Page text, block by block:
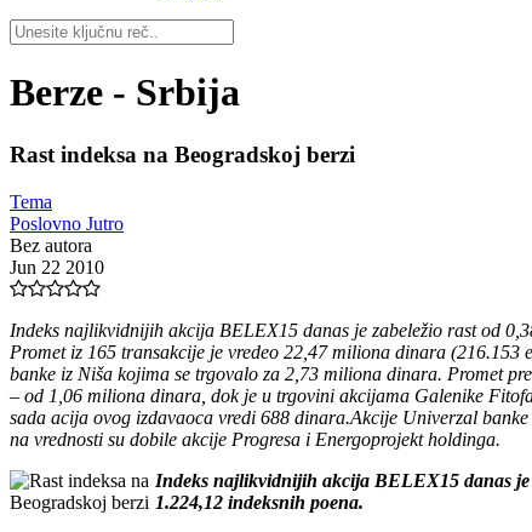
Berze - Srbija
Rast indeksa na Beogradskoj berzi
Tema
Poslovno Jutro
Bez autora
Jun 22 2010
Indeks najlikvidnijih akcija BELEX15 danas je zabeležio rast od
Promet iz 165 transakcije je vredeo 22,47 miliona dinara
banke iz Niša kojima se trgovalo za 2,73 miliona dinara. Promet
– od 1,06 miliona dinara, dok je u trgovini akcijama Galenike
sada acija ovog izdavaoca vredi 688 dinara.Akcije Univerzal
na vrednosti su dobile akcije Progresa i Energoprojekt holdinga.
Indeks najlikvidnijih akcija BELEX15 danas je
1.224,12 indeksnih poena.